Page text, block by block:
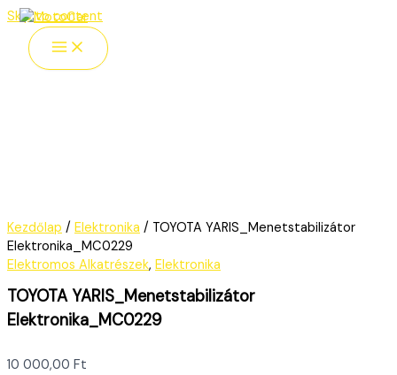
Skip to content
Kezdőlap / Elektronika / TOYOTA YARIS_Menetstabilizátor
Elektronika_MC0229
Elektromos Alkatrészek, Elektronika
TOYOTA YARIS_Menetstabilizátor
Elektronika_MC0229
10 000,00 Ft